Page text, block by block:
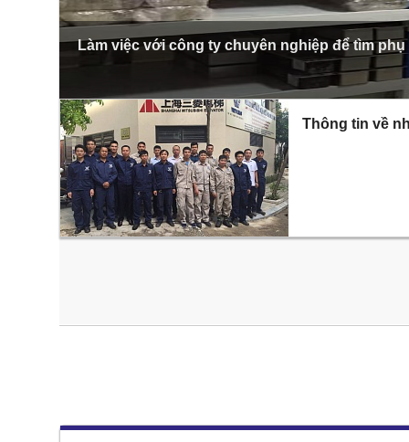
Làm việc với công ty chuyên nghiệp để tìm
Thông tin về